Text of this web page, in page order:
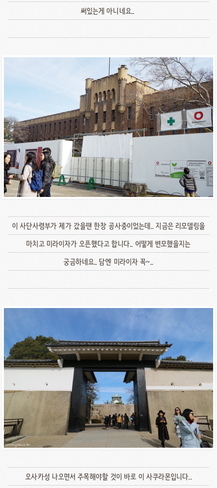
써있는게 아니네요..
이 사단사령부가 제가 갔을땐 한창 공사중이었는데.. 지금은 리모델링을
마치고 미라이자가 오픈했다고 합니다.. 어떻게 변모했을지는
궁금하네요.. 담엔 미라이자 꼭~..
오사카성 나오면서 주목해야할 것이 바로 이 사쿠라몬입니다..